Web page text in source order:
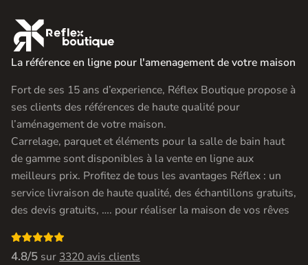

La référence en ligne pour l'amenagement de votre maison
Fort de ses 15 ans d’experience, Réflex Boutique propose à
ses clients des références de haute qualité pour
l’aménagement de votre maison.
Carrelage, parquet et éléments pour la salle de bain haut
de gamme sont disponibles à la vente en ligne aux
meilleurs prix. Profitez de tous les avantages Réflex : un
service livraison de haute qualité, des échantillons gratuits,
des devis gratuits, …. pour réaliser la maison de vos rêves

4.8/5 sur 3320 avis clients